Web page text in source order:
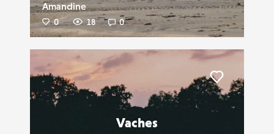
Amandine
0 18 0
Vaches
Liker